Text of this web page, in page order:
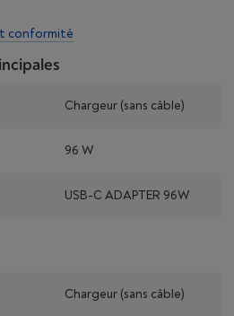
conformité
Chargeur (sans câble)
96 W
USB-C ADAPTER 96W
Chargeur (sans câble)